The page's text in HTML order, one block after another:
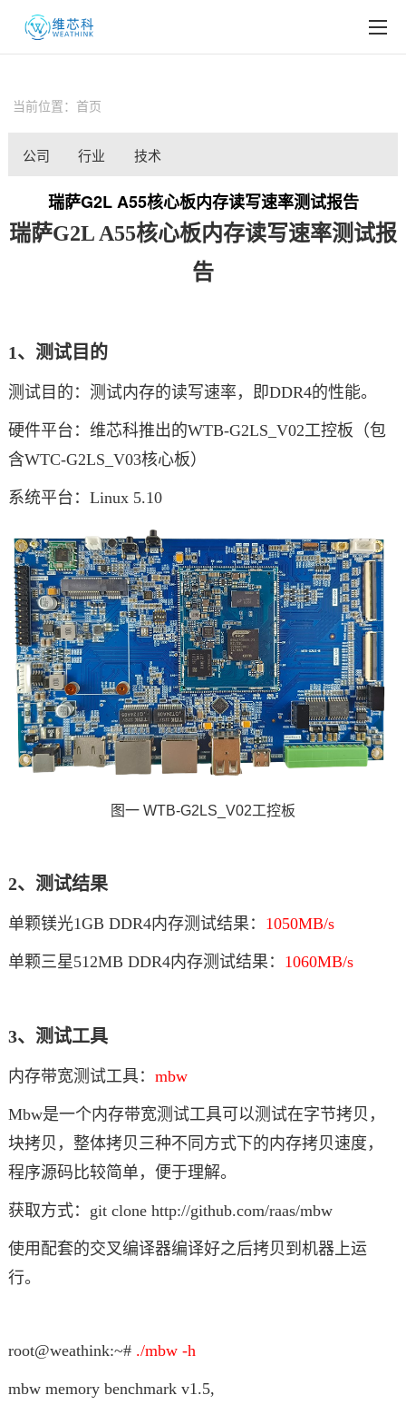
行业应用
新闻中心
服务与支持
关于我们
EN
当前位置： 首页
公司
新闻
行业
新闻
技术
分享
瑞萨G2L A55核心板内存读写速率测试报告
瑞萨G2L A55核心板内存读写速率测试报
告
1、测试目的
测试目的：测试内存的读写速率，即DDR4的性能。
硬件平台：维芯科推出的WTB-G2LS_V02工控板（包
含WTC-G2LS_V03核心板）
系统平台：Linux 5.10
图一 WTB-G2LS_V02工控板
2、测试结果
单颗镁光1GB DDR4内存测试结果： 1050MB/s
单颗三星512MB DDR4内存测试结果： 1060MB/s
3、测试工具
内存带宽测试工具： mbw
Mbw是一个内存带宽测试工具可以测试在字节拷贝，
块拷贝，整体拷贝三种不同方式下的内存拷贝速度，
程序源码比较简单，便于理解。
获取方式：git clone http://github.com/raas/mbw
使用配套的交叉编译器编译好之后拷贝到机器上运
行。
root@weathink:~# ./mbw -h
mbw memory benchmark v1.5,